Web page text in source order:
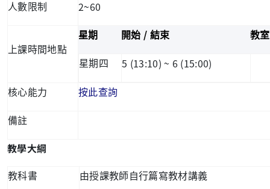
人數限制 2~60
上課時間地點
星期 開始 / 結束 教室
星期四 5 (13:10) ~ 6 (15:00)
核心能力 按此查詢
備註
教學大綱
教科書 由授課教師自行篇寫教材講義